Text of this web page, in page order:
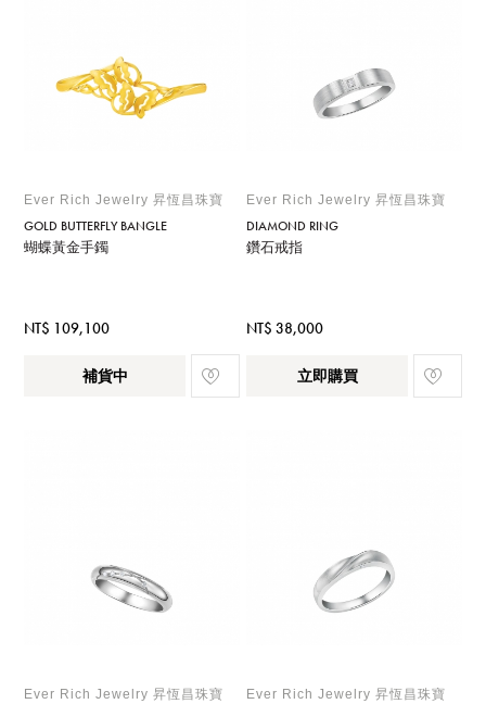
Ever Rich Jewelry 昇恆昌珠寶
GOLD BUTTERFLY BANGLE
蝴蝶黃金手鐲
NT$ 109,100
補貨中
Ever Rich Jewelry 昇恆昌珠寶
DIAMOND RING
鑽石戒指
NT$ 38,000
立即購買
Ever Rich Jewelry 昇恆昌珠寶 Ever Rich Jewelry 昇恆昌珠寶